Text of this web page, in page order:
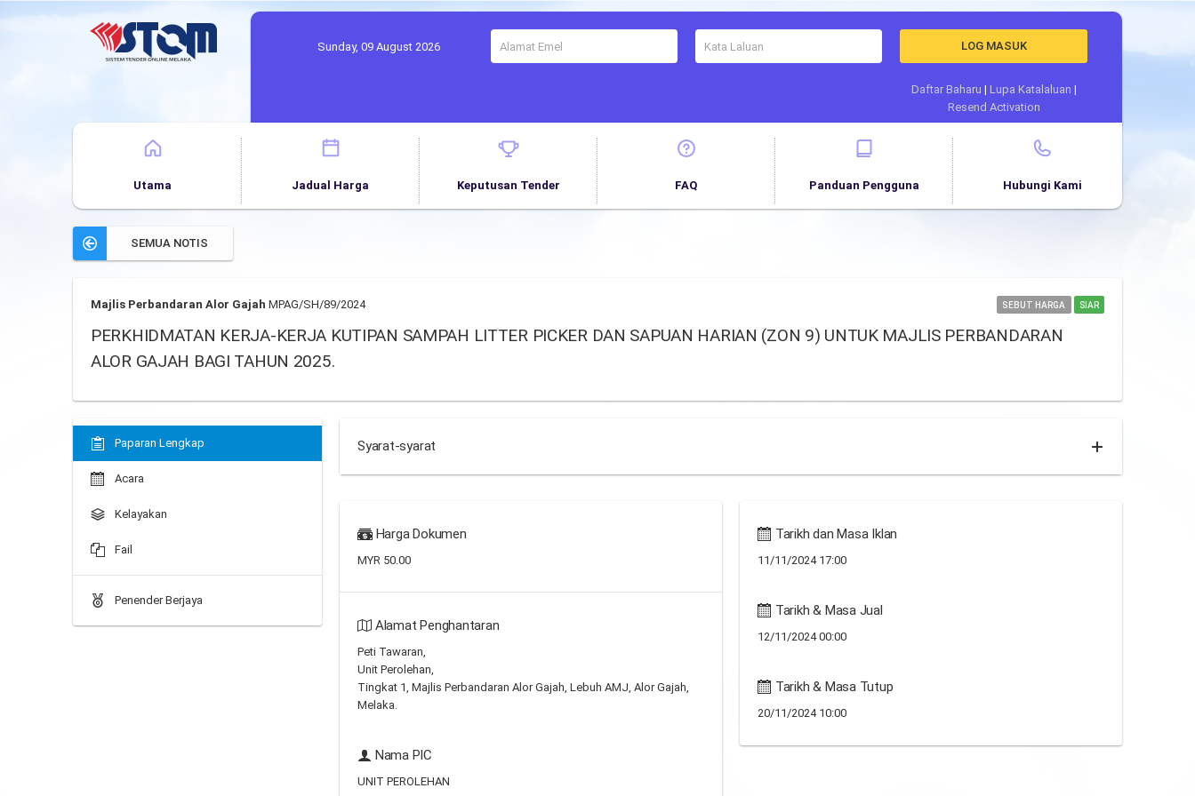
Sunday, 09 August 2026 LOG MASUK
Daftar Baharu | Lupa Katalaluan |
Resend Activation
Utama Jadual Harga Keputusan Tender FAQ Panduan Pengguna Hubungi Kami
SEMUA NOTIS
Majlis Perbandaran Alor Gajah MPAG/SH/89/2024 SEBUT HARGA SIAR
PERKHIDMATAN KERJA-KERJA KUTIPAN SAMPAH LITTER PICKER DAN SAPUAN HARIAN (ZON 9) UNTUK MAJLIS PERBANDARAN
ALOR GAJAH BAGI TAHUN 2025.
Paparan Lengkap
Acara
Kelayakan
Fail
Penender Berjaya
Syarat-syarat
Harga Dokumen
MYR 50.00
Alamat Penghantaran
Peti Tawaran,
Unit Perolehan,
Tingkat 1, Majlis Perbandaran Alor Gajah, Lebuh AMJ, Alor Gajah,
Melaka.
Nama PIC
UNIT PEROLEHAN
Tarikh dan Masa Iklan
11/11/2024 17:00
Tarikh & Masa Jual
12/11/2024 00:00
Tarikh & Masa Tutup
20/11/2024 10:00